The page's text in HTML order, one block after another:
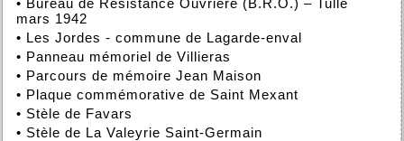
mars 1942
• Les Jordes - commune de Lagarde-enval
• Panneau mémoriel de Villieras
• Parcours de mémoire Jean Maison
• Plaque commémorative de Saint Mexant
• Stèle de Favars
• Stèle de La Valeyrie Saint-Germain